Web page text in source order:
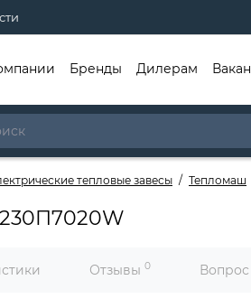
Бренды Дилерам
тепловые завесы Тепломаш
Отзывы 0 Вопрос